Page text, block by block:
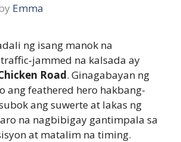
Emma
ng isang manok na
na kalsada ay
Road. Ginagabayan ng
ang feathered hero hakbang-
ang suwerte at lakas ng
na nagbibigay gantimpala sa
at matalim na timing.